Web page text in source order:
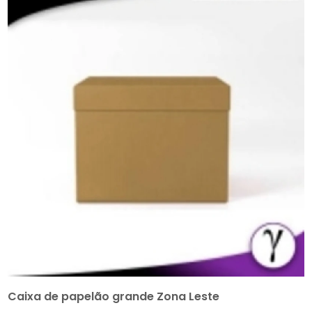
Caixa de papelão grande Zona Leste